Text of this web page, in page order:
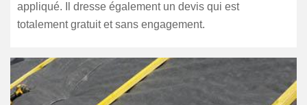
appliqué. Il dresse également un devis qui est
totalement gratuit et sans engagement.